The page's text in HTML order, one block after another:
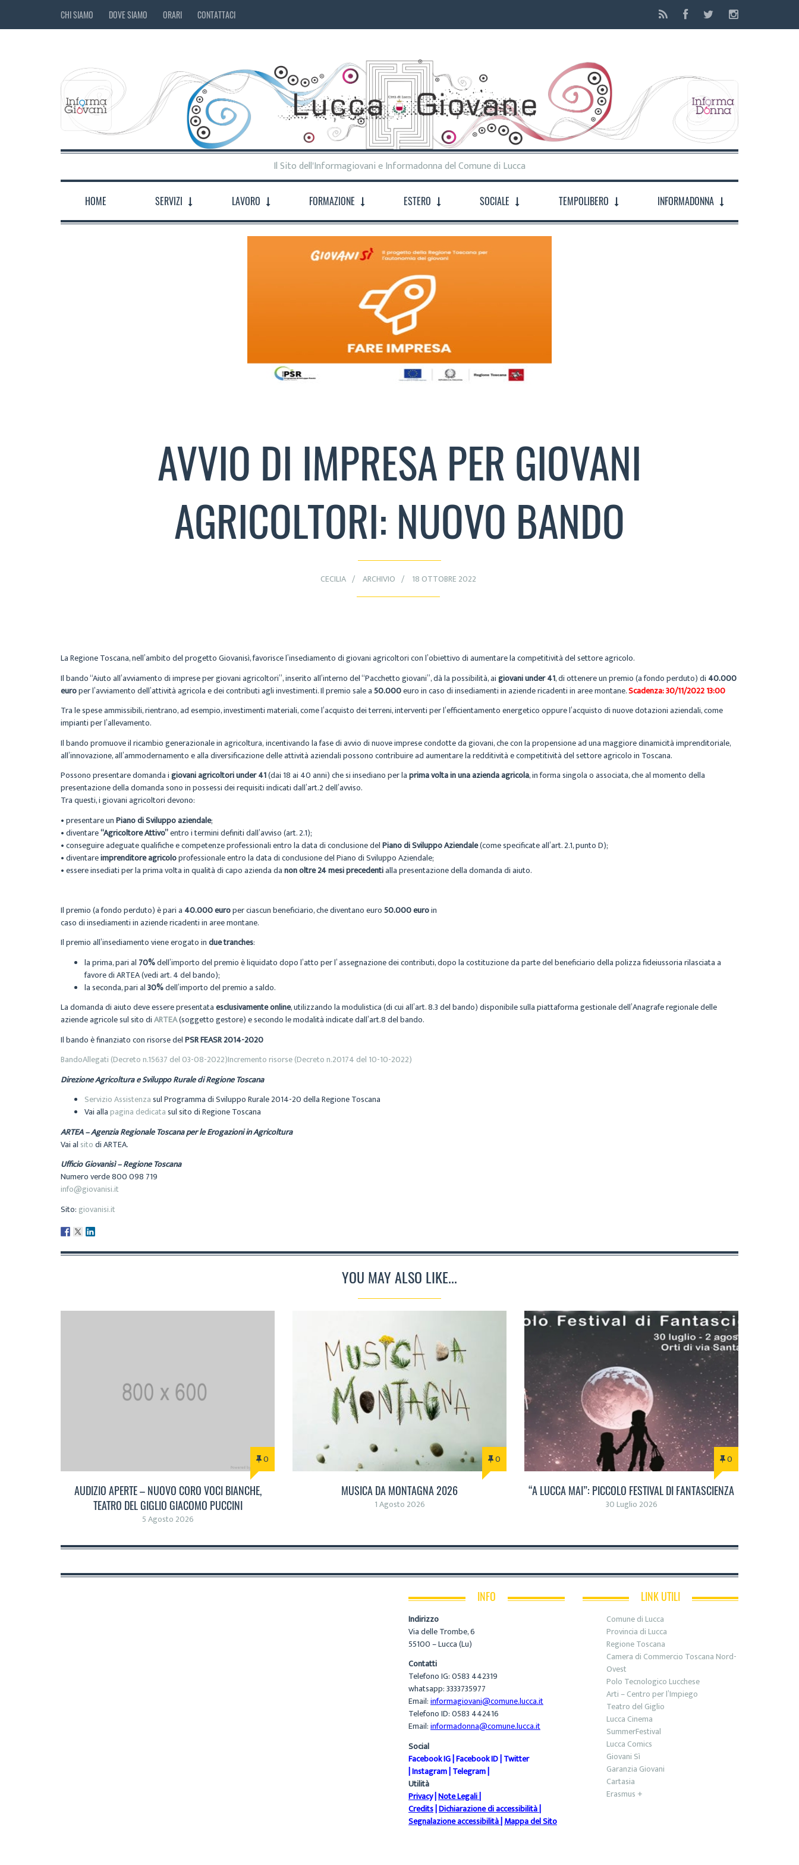
CHI SIAMO DOVE SIAMO ORARI CONTATTACI
Il Sito dell'Informagiovani e Informadonna del Comune di Lucca
HOME SERVIZI LAVORO FORMAZIONE ESTERO SOCIALE TEMPOLIBERO INFORMADONNA
AVVIO DI IMPRESA PER GIOVANI
AGRICOLTORI: NUOVO BANDO
CECILIA ARCHIVIO 18 OTTOBRE 2022
La Regione Toscana, nell’ambito del progetto Giovanisì, favorisce l’insediamento di giovani agricoltori con l’obiettivo di aumentare la competitività del settore agricolo.
Il bando “Aiuto all’avviamento di imprese per giovani agricoltori”, inserito all’interno del “Pacchetto giovani”, dà la possibilità, aigiovani under 41, di ottenere un premio (a fondo perduto) di 40.000
europer l’avviamento dell’attività agricola e dei contributi agli investimenti. Il premio sale a50.000euro in caso di insediamenti in aziende ricadenti in aree montane.Scadenza: 30/11/2022 13:00
Tra le spese ammissibili, rientrano, ad esempio, investimenti materiali, come l’acquisto dei terreni, interventi per l’efficientamento energetico oppure l’acquisto di nuove dotazioni aziendali, come
impianti per l’allevamento.
Il bando promuove il ricambio generazionale in agricoltura, incentivando la fase di avvio di nuove imprese condotte da giovani, che con la propensione ad una maggiore dinamicità imprenditoriale,
all’innovazione, all’ammodernamento e alla diversificazione delle attività aziendali possono contribuire ad aumentare la redditività e competitività del settore agricolo in Toscana.
Possono presentare domanda igiovani agricoltori under 41(dai 18 ai 40 anni) che si insediano per laprima volta in una azienda agricola, in forma singola o associata, che al momento della
presentazione della domanda sono in possessi dei requisiti indicati dall’art.2 dell’avviso.
Tra questi, i giovani agricoltori devono:
• presentare unPiano di Sviluppo aziendale;
• diventare“Agricoltore Attivo”entro i termini definiti dall’avviso (art. 2.1);
• conseguire adeguate qualifiche e competenze professionali entro la data di conclusione delPiano di Sviluppo Aziendale(come specificate all’art. 2.1, punto D);
• diventareimprenditore agricoloprofessionale entro la data di conclusione del Piano di Sviluppo Aziendale;
• essere insediati per la prima volta in qualità di capo azienda danon oltre 24 mesi precedentialla presentazione della domanda di aiuto.
Il premio (a fondo perduto) è pari a 40.000 europer ciascun beneficiario, che diventano euro50.000 euroin
caso di insediamenti in aziende ricadenti in aree montane.
Il premio all’insediamento viene erogato indue tranches:
la prima, pari al 70%dell’importo del premio è liquidato dopo l’atto per l’ assegnazione dei contributi, dopo la costituzione da parte del beneficiario della polizza fideiussoria rilasciata a
favore di ARTEA (vedi art. 4 del bando);
la seconda, pari al30%dell’importo del premio a saldo.
La domanda di aiuto deve essere presentataesclusivamente online, utilizzando la modulistica (di cui all’art. 8.3 del bando) disponibile sulla piattaforma gestionale dell’Anagrafe regionale delle
aziende agricole sul sito diARTEA(soggetto gestore) e secondo le modalità indicate dall’art.8 del bando.
Il bando è finanziato con risorse delPSR FEASR 2014-2020
BandoAllegati (Decreto n.15637 del 03-08-2022)Incremento risorse (Decreto n.20174 del 10-10-2022)
Direzione Agricoltura e Sviluppo Rurale di Regione Toscana
Servizio Assistenzasul Programma di Sviluppo Rurale 2014-20 della Regione Toscana
Vai allapagina dedicatasul sito di Regione Toscana
ARTEA – Agenzia Regionale Toscana per le Erogazioni in Agricoltura
Vai al sitodi ARTEA.
Ufficio Giovanisì – Regione Toscana
Numero verde 800 098 719
info@giovanisi.it
Sito: giovanisi.it
YOU MAY ALSO LIKE...
0
AUDIZIO APERTE – NUOVO CORO VOCI BIANCHE,
TEATRO DEL GIGLIO GIACOMO PUCCINI
5 Agosto 2026
0
MUSICA DA MONTAGNA 2026
1 Agosto 2026
0
“A LUCCA MAI”: PICCOLO FESTIVAL DI FANTASCIENZA
30 Luglio 2026
INFO
Indirizzo
Via delle Trombe, 6
55100 – Lucca (Lu)
Contatti
Telefono IG: 0583 442319
whatsapp: 3333735977
Email:informagiovani@comune.lucca.it
Telefono ID: 0583 442416
Email:informadonna@comune.lucca.it
Social
Facebook IG|Facebook ID|Twitter
|Instagram|Telegram|
Utilità
Privacy|Note Legali|
Credits|Dichiarazione di accessibilità|
Segnalazione accessibilità|Mappa del Sito
LINK UTILI
Comune di Lucca
Provincia di Lucca
Regione Toscana
Camera di Commercio Toscana Nord-
Ovest
Polo Tecnologico Lucchese
Arti – Centro per l’Impiego
Teatro del Giglio
Lucca Cinema
SummerFestival
Lucca Comics
Giovani Sì
Garanzia Giovani
Cartasia
Erasmus +